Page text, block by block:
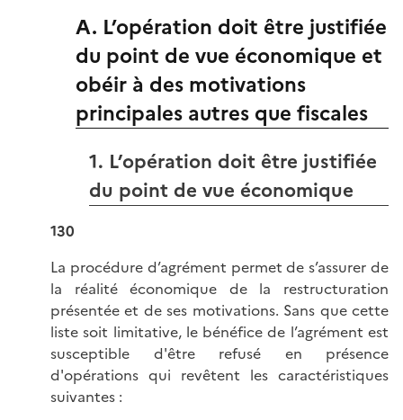
A. L’opération doit être justifiée
du point de vue économique et
obéir à des motivations
principales autres que fiscales
1. L’opération doit être justifiée
du point de vue économique
130
La procédure d’agrément permet de s’assurer de
la réalité économique de la restructuration
présentée et de ses motivations. Sans que cette
liste soit limitative, le bénéfice de l’agrément est
susceptible d'être refusé en présence
d'opérations qui revêtent les caractéristiques
suivantes :